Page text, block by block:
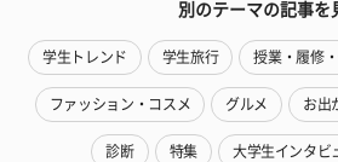
別のテーマの記事を
学生トレンド 学生旅行 授業・履修
ファッション・コスメ グルメ お出
診断 特集 大学生インタビ